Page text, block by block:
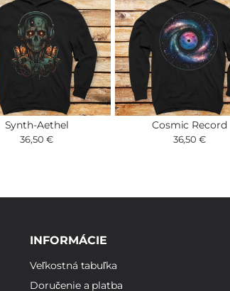
Synth-Aethel
36,50 €
Cosmic Record
36,50 €
INFORMÁCIE
Veľkostná tabuľka
Doručenie a platba